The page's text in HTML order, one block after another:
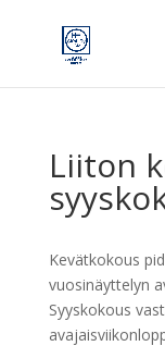
Liiton
Kevätkokous
vuosinäyttelyn
Syyskokous